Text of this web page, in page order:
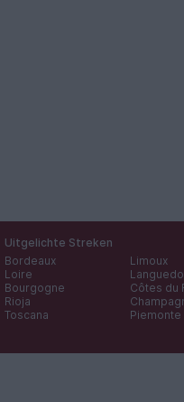
Uitgelichte Streken
Bordeaux
Loire
Bourgogne
Rioja
Toscana
Limoux
Côtes du
Piemonte